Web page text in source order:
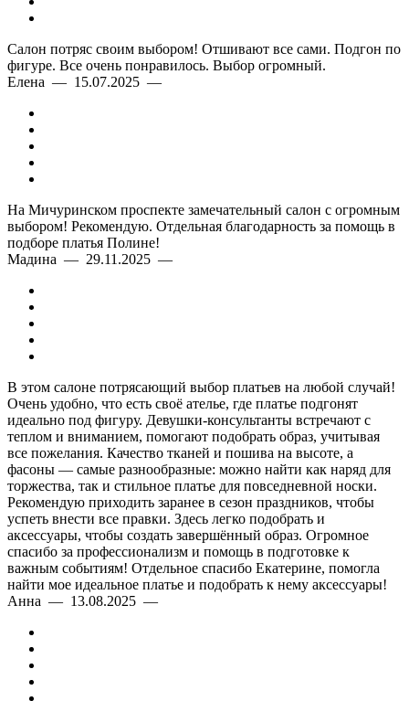
Салон потряс своим выбором! Отшивают все сами. Подгон по
фигуре. Все очень понравилось. Выбор огромный.
Елена — 15.07.2025 —
На Мичуринском проспекте замечательный салон с огромным
выбором! Рекомендую. Отдельная благодарность за помощь в
подборе платья Полине!
Мадина — 29.11.2025 —
В этом салоне потрясающий выбор платьев на любой случай!
Очень удобно, что есть своё ателье, где платье подгонят
идеально под фигуру. Девушки-консультанты встречают с
теплом и вниманием, помогают подобрать образ, учитывая
все пожелания. Качество тканей и пошива на высоте, а
фасоны — самые разнообразные: можно найти как наряд для
торжества, так и стильное платье для повседневной носки.
Рекомендую приходить заранее в сезон праздников, чтобы
успеть внести все правки. Здесь легко подобрать и
аксессуары, чтобы создать завершённый образ. Огромное
спасибо за профессионализм и помощь в подготовке к
важным событиям! Отдельное спасибо Екатерине, помогла
найти мое идеальное платье и подобрать к нему аксессуары!
Анна — 13.08.2025 —